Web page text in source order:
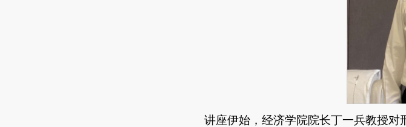
讲座伊始，经济学院院长丁一兵教授